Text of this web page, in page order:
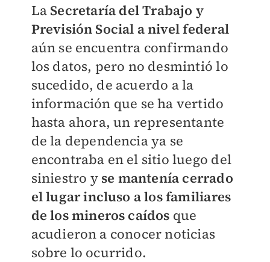
La Secretaría del Trabajo y
Previsión Social a nivel federal
aún se encuentra confirmando
los datos, pero no desmintió lo
sucedido, de acuerdo a la
información que se ha vertido
hasta ahora, un representante
de la dependencia ya se
encontraba en el sitio luego del
siniestro y se mantenía cerrado
el lugar incluso a los familiares
de los mineros caídos que
acudieron a conocer noticias
sobre lo ocurrido.